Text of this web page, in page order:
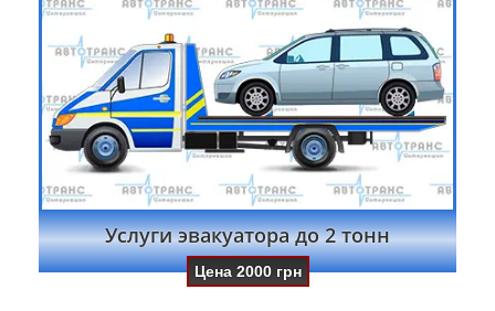
Услуги эвакуатора до 2 тонн
Цена2000 грн